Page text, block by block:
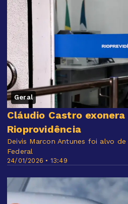
Geral
24/01/2026 • 13:49
Cláudio Castro
Rioprovidência
Deivis Marcon Antunes foi alvo
Federal